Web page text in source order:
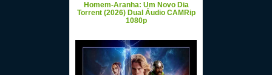
Homem-Aranha: Um Novo Dia
Torrent (2026) Dual Áudio CAMRip
1080p